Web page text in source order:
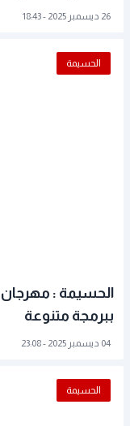
26 ديسمبر 2025 - 18:43
الحسيمة : مهرجان
ببرمجة متنوعة
الحسيمة
04 ديسمبر 2025 - 23:08
الحسيمة